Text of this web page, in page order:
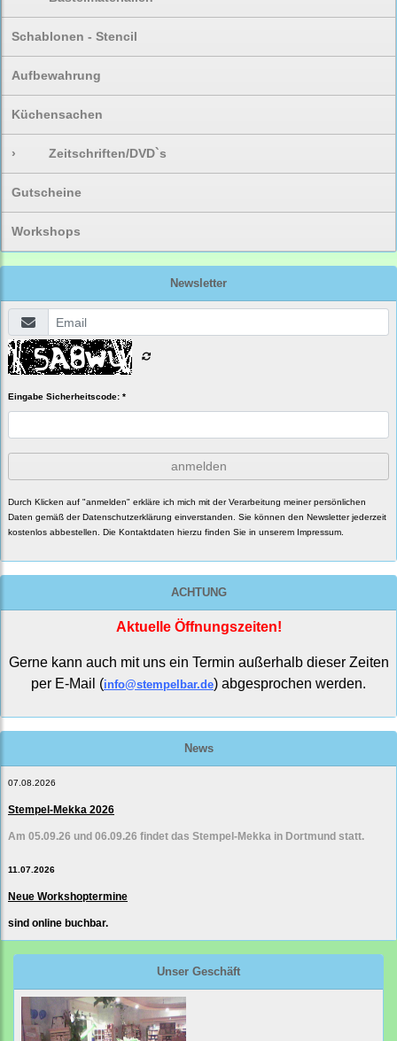
Schablonen - Stencil
Aufbewahrung
Küchensachen
› Zeitschriften/DVD`s
Gutscheine
Workshops
Newsletter
Eingabe Sicherheitscode: *
anmelden
Durch Klicken auf "anmelden" erkläre ich mich mit der Verarbeitung meiner persönlichen
Daten gemäß der Datenschutzerklärung einverstanden. Sie können den Newsletter jederzeit
kostenlos abbestellen. Die Kontaktdaten hierzu finden Sie in unserem Impressum.
ACHTUNG
Aktuelle Öffnungszeiten!
Gerne kann auch mit uns ein Termin außerhalb dieser Zeiten
per E-Mail (info@stempelbar.de) abgesprochen werden.
News
07.08.2026
Stempel-Mekka 2026
Am 05.09.26 und 06.09.26 findet das Stempel-Mekka in Dortmund statt.
11.07.2026
Neue Workshoptermine
sind online buchbar.
Unser Geschäft